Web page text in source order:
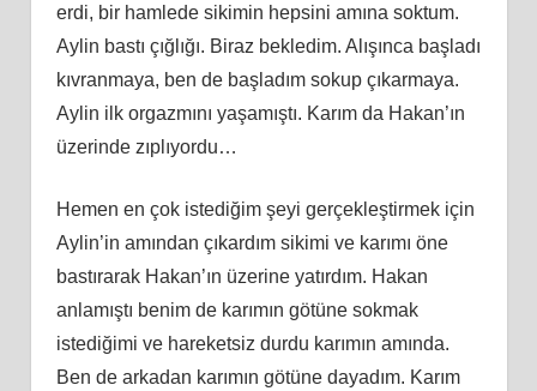
erdi, bir hamlede sikimin hepsini amına soktum.
Aylin bastı çığlığı. Biraz bekledim. Alışınca başladı
kıvranmaya, ben de başladım sokup çıkarmaya.
Aylin ilk orgazmını yaşamıştı. Karım da Hakan’ın
üzerinde zıplıyordu…
Hemen en çok istediğim şeyi gerçekleştirmek için
Aylin’in amından çıkardım sikimi ve karımı öne
bastırarak Hakan’ın üzerine yatırdım. Hakan
anlamıştı benim de karımın götüne sokmak
istediğimi ve hareketsiz durdu karımın amında.
Ben de arkadan karımın götüne dayadım. Karım